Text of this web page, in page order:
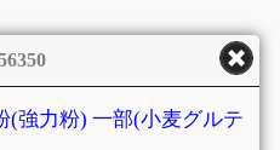
(強力粉) 一部(小麦グルテ